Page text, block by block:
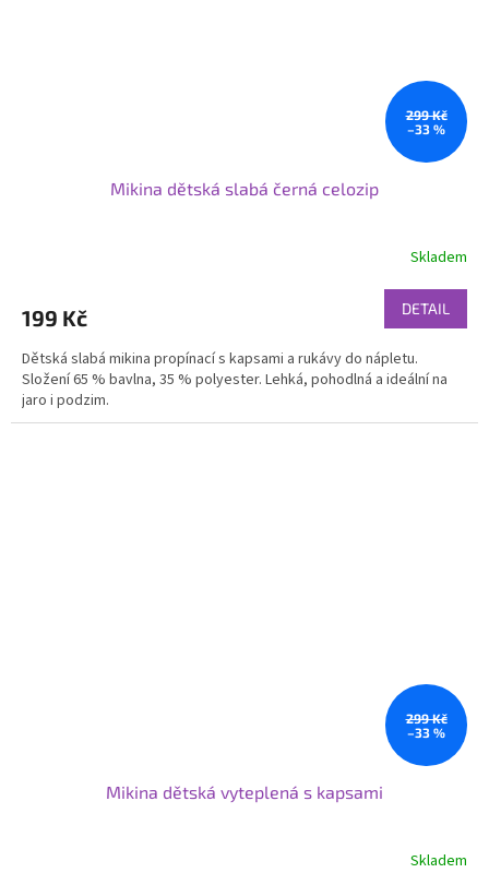
299 Kč
–33 %
Mikina dětská slabá černá celozip
Skladem
199 Kč DETAIL
Dětská slabá mikina propínací s kapsami a rukávy do nápletu.
Složení 65 % bavlna, 35 % polyester. Lehká, pohodlná a ideální na
jaro i podzim.
299 Kč
–33 %
Mikina dětská vyteplená s kapsami
Skladem